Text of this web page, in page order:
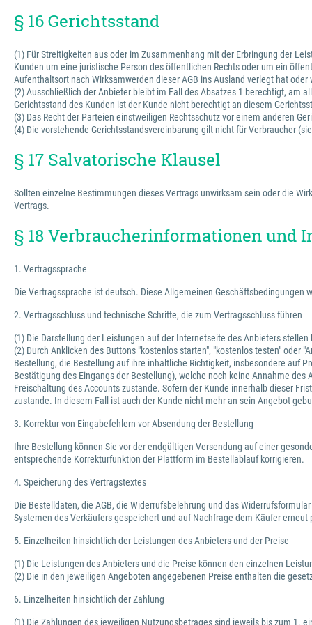
§ 16 Gerichtsstand
(1) Für Streitigkeiten aus oder im Zusammenhang mit der Erbringung der
Kunden um eine juristische Person des öffentlichen Rechts oder um ein
Aufenthaltsort nach Wirksamwerden dieser AGB ins Ausland verlegt hat
(2) Ausschließlich der Anbieter bleibt im Fall des Absatzes 1 berechtigt, am
Gerichtsstand des Kunden ist der Kunde nicht berechtigt an diesem
(3) Das Recht der Parteien einstweiligen Rechtsschutz vor einem anderen
(4) Die vorstehende Gerichtsstandsvereinbarung gilt nicht für Verbraucher
§ 17 Salvatorische Klausel
Sollten einzelne Bestimmungen dieses Vertrags unwirksam sein oder die
Vertrags.
§ 18 Verbraucherinformationen und
1. Vertragssprache
Die Vertragssprache ist deutsch. Diese Allgemeinen Geschäftsbedingungen
2. Vertragsschluss und technische Schritte, die zum Vertragsschluss führen
(1) Die Darstellung der Leistungen auf der Internetseite des Anbieters
(2) Durch Anklicken des Buttons "kostenlos starten", "kostenlos testen"
Bestellung, die Bestellung auf ihre inhaltliche Richtigkeit, insbesondere auf
Bestätigung des Eingangs der Bestellung), welche noch keine Annahme
Freischaltung des Accounts zustande. Sofern der Kunde innerhalb dieser
zustande. In diesem Fall ist auch der Kunde nicht mehr an sein Angebot
3. Korrektur von Eingabefehlern vor Absendung der Bestellung
Ihre Bestellung können Sie vor der endgültigen Versendung auf einer
entsprechende Korrekturfunktion der Plattform im Bestellablauf korrigieren.
4. Speicherung des Vertragstextes
Die Bestelldaten, die AGB, die Widerrufsbelehrung und das
Systemen des Verkäufers gespeichert und auf Nachfrage dem Käufer erneut
5. Einzelheiten hinsichtlich der Leistungen des Anbieters und der Preise
(1) Die Leistungen des Anbieters und die Preise können den einzelnen
(2) Die in den jeweiligen Angeboten angegebenen Preise enthalten die
6. Einzelheiten hinsichtlich der Zahlung
(1) Die Zahlungen des jeweiligen Nutzungsbetrages sind jeweils bis zum 1.